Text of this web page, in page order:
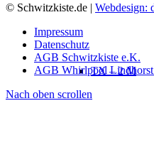
TX – 2 M
© Schwitzkiste.de | Webdesign:
Impressum
Datenschutz
AGB Schwitzkiste e.K.
AGB Whirlpool
Nach oben scrollen